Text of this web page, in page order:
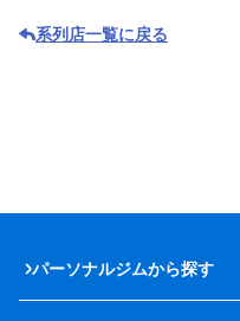
系列店一覧に戻る
パーソナルジムから探す